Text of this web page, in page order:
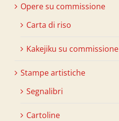
Opere su commissione
Carta di riso
Kakejiku su commissione
Stampe artistiche
Segnalibri
Cartoline